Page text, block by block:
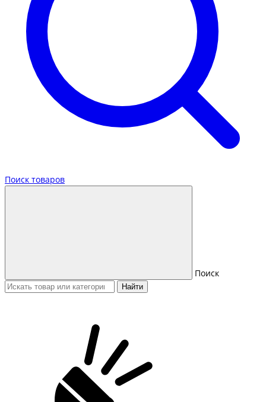
Поиск товаров
Поиск
Найти